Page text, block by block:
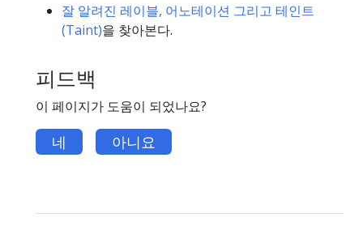
잘 알려진 레이블, 어노테이션 그리고 테인트
(Taint)을 찾아본다.
피드백
이 페이지가 도움이 되었나요?
네 아니요